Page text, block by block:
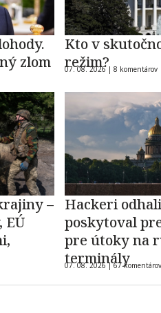
zlom
Kto v
režim?
07. 08. 2026 | 8 komentárov
–
EÚ
Hackeri
poskytoval
pre útoky na
terminály
07. 08. 2026 |67 komentárov